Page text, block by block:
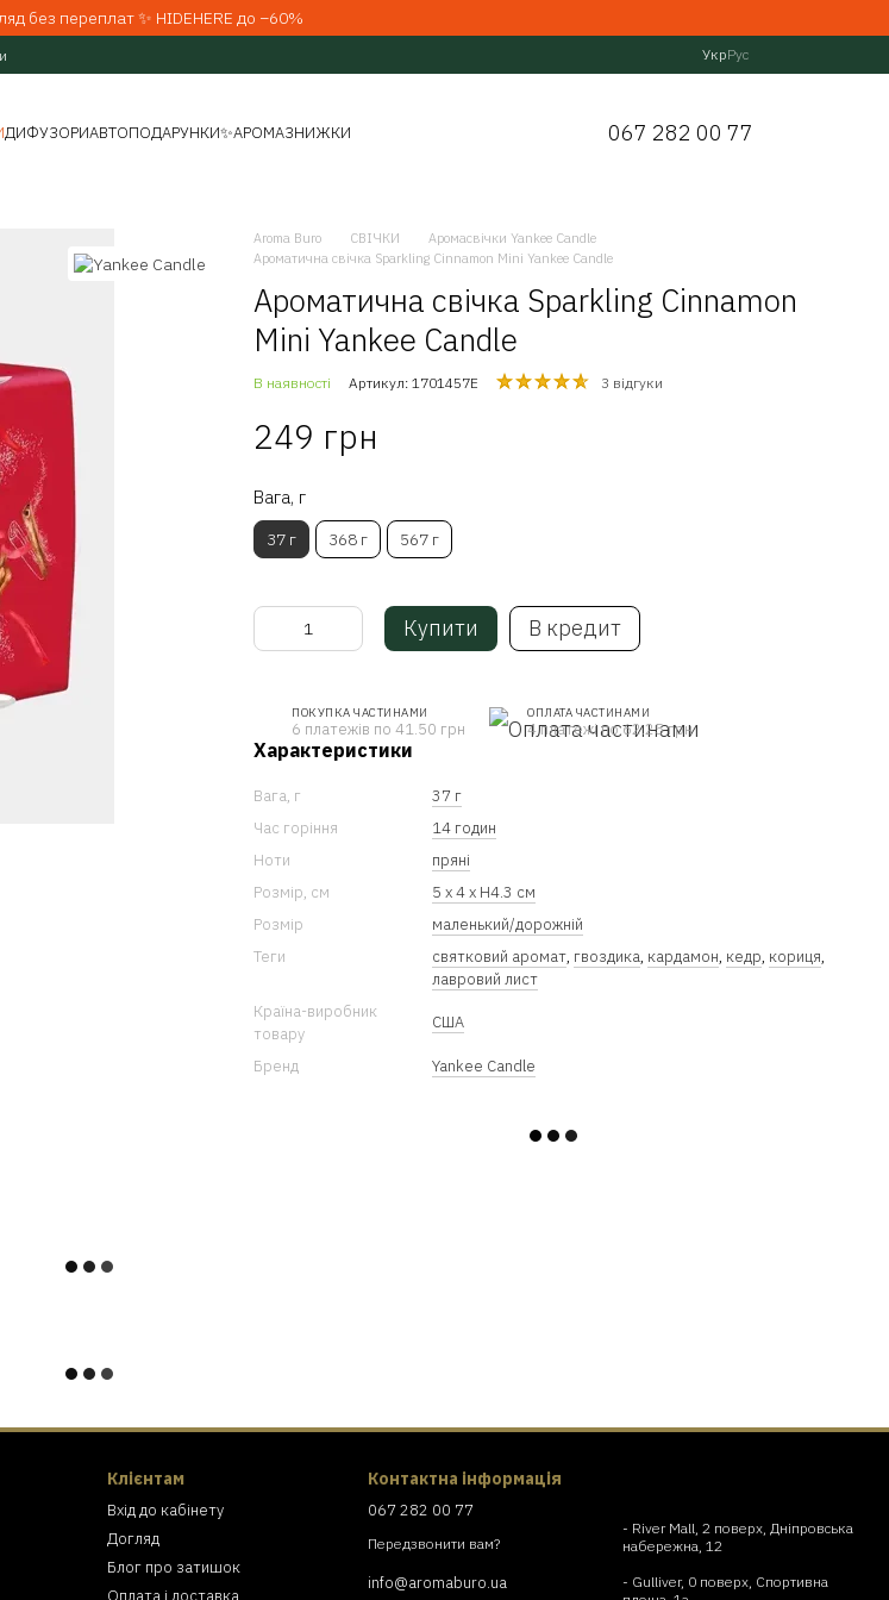
без переплат ✨ HIDEHERE до −60%
УкрРус
ДИФУЗОРИАВТОПОДАРУНКИ✨АРОМАЗНИЖКИ 067 282 00 77
Aroma Buro СВІЧКИ
Аромасвічки Yankee Candle
Ароматична свічка Sparkling Cinnamon Mini Yankee Candle
Ароматична свічка Sparkling Cinnamon
Mini Yankee Candle
В наявності Артикул: 1701457E 3 відгуки
249 грн
Вага, г
37 г 368 г 567 г
Купити В кредит
ПОКУПКА ЧАСТИНАМИ
6 платежів по 41.50 грн
ОПЛАТА ЧАСТИНАМИ
4 платежі по 62.25 грн
Характеристики
Вага, г
37 г
Час горіння
14 годин
Ноти
пряні
Розмір, см
5 x 4 x Н4.3 см
Розмір
маленький/дорожній
Теги
святковий аромат, гвоздика, кардамон, кедр, кориця,
лавровий лист
Країна-виробник
товару
США
Бренд Yankee Candle
Клієнтам
Вхід до кабінету
Догляд
Блог про затишок
Оплата і доставка
Контактна інформація
067 282 00 77
Передзвонити вам?
info@aromaburo.ua
- River Mall, 2 поверх, Дніпровська
набережна, 12
- Gulliver, 0 поверх, Спортивна